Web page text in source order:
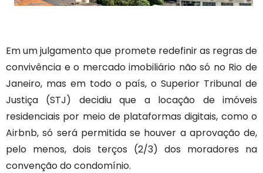
Em um julgamento que promete redefinir as regras de
convivência e o mercado imobiliário não só no Rio de
Janeiro, mas em todo o país, o Superior Tribunal de
Justiça (STJ) decidiu que a locação de imóveis
residenciais por meio de plataformas digitais, como o
Airbnb, só será permitida se houver a aprovação de,
pelo menos, dois terços (2/3) dos moradores na
convenção do condomínio.